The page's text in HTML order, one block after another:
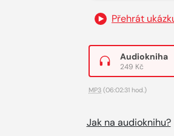
Přehrát
Audiokniha
249 Kč
MP3 (06:02:31 hod.)
Jak na audioknihu?